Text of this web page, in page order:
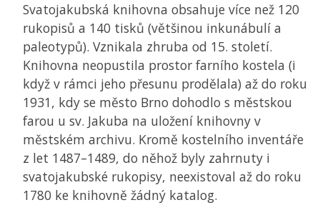
Svatojakubská knihovna obsahuje více než 120
rukopisů a 140 tisků (většinou inkunábulí a
paleotypů). Vznikala zhruba od 15. století.
Knihovna neopustila prostor farního kostela (i
když v rámci jeho přesunu prodělala) až do roku
1931, kdy se město Brno dohodlo s městskou
farou u sv. Jakuba na uložení knihovny v
městském archivu. Kromě kostelního inventáře
z let 1487–1489, do něhož byly zahrnuty i
svatojakubské rukopisy, neexistoval až do roku
1780 ke knihovně žádný katalog.